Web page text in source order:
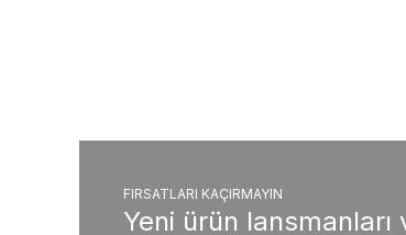
FIRSATLARI KAÇIRMAYIN
Yeni ürün lansmanları